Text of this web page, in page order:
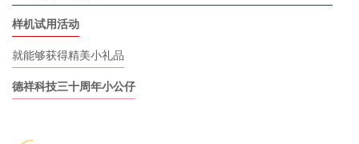
样机试用活动
就能够获得精美小礼品
德祥科技三十周年小公仔